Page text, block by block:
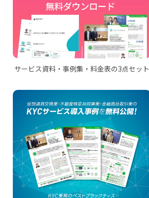
サービス資料・事例集・料金表の3点セット